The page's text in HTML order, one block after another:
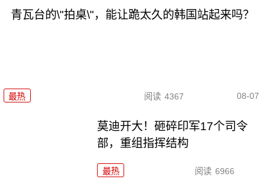
青瓦台的\"拍桌\"，能让跪太久的韩国站起来吗？
最热 阅读 4367 08-07
莫迪开大！砸碎印军17个司令
部，重组指挥结构
最热 阅读 6966